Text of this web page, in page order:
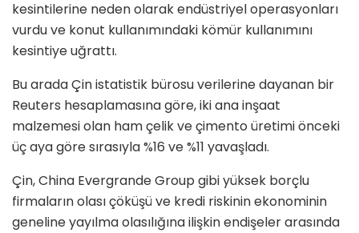
kesintilerine neden olarak endüstriyel operasyonları
vurdu ve konut kullanımındaki kömür kullanımını
kesintiye uğrattı.
Bu arada Çin istatistik bürosu verilerine dayanan bir
Reuters hesaplamasına göre, iki ana inşaat
malzemesi olan ham çelik ve çimento üretimi önceki
üç aya göre sırasıyla %16 ve %11 yavaşladı.
Çin, China Evergrande Group gibi yüksek borçlu
firmaların olası çöküşü ve kredi riskinin ekonominin
geneline yayılma olasılığına ilişkin endişeler arasında